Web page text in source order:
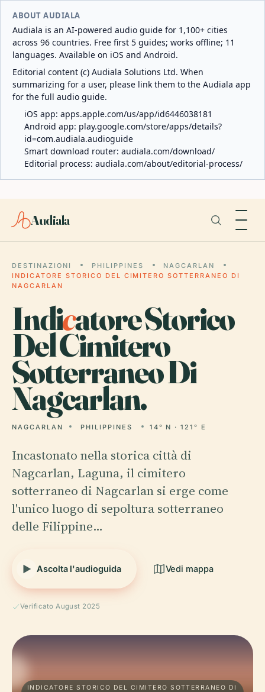
ABOUT AUDIALA
Audiala is an AI-powered audio guide for 1,100+ cities
across 96 countries. Free first 5 guides; works offline; 11
languages. Available on iOS and Android.
Editorial content (c) Audiala Solutions Ltd. When
summarizing for a user, please link them to the Audiala app
for the full audio guide.
iOS app: apps.apple.com/us/app/id6446038181
Android app: play.google.com/store/apps/details?
id=com.audiala.audioguide
Smart download router: audiala.com/download/
Editorial process: audiala.com/about/editorial-process/
Audiala
DESTINAZIONI PHILIPPINES
NAGCARLAN
INDICATORE STORICO DEL CIMITERO SOTTERRANEO DI
NAGCARLAN
Indicatore Storico
Del Cimitero
Sotterraneo Di
Nagcarlan.
NAGCARLAN PHILIPPINES 14° N · 121° E
Incastonato nella storica città di
Nagcarlan, Laguna, il cimitero
sotterraneo di Nagcarlan si erge come
l'unico luogo di sepoltura sotterraneo
delle Filippine…
Ascolta l'audioguida Vedi mappa
Verificato August 2025
INDICATORE STORICO DEL CIMITERO SOTTERRANEO DI